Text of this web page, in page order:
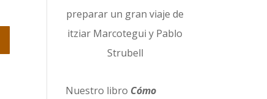
Nuestro libro Cómo